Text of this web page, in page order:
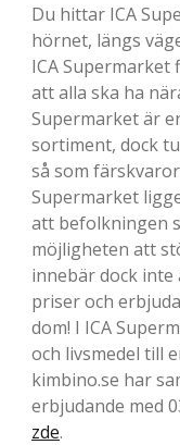
Du hittar ICA
hörnet, längs
ICA Supermarket
att alla ska ha
Supermarket är
sortiment, dock
så som
Supermarket
att befolkningen
möjligheten att
innebär dock
priser och
dom! I ICA
och livsmedel till
kimbino.se har
erbjudande med
zde.